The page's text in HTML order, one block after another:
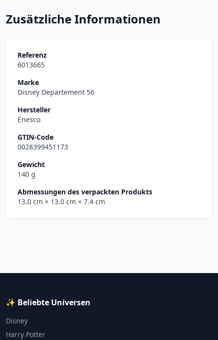
Zusätzliche Informationen
Referenz
6013665
Marke
Disney Departement 56
Hersteller
Enesco
GTIN-Code
0028399451173
Gewicht
140 g
Abmessungen des verpackten Produkts
13.0 cm × 13.0 cm × 7.4 cm
✨ Beliebte Universen
Disney
Harry Potter